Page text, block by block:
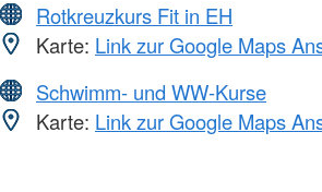
Rotkreuzkurs Fit in EH
Karte: Link zur Google Maps
Schwimm- und WW-Kurse
Karte: Link zur Google Maps